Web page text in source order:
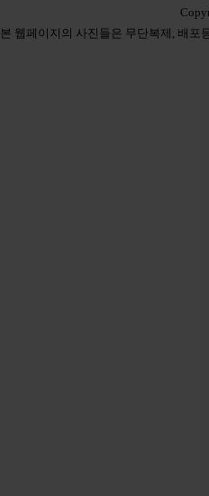
본 웹페이지의 사진들은 무단복제, 배포